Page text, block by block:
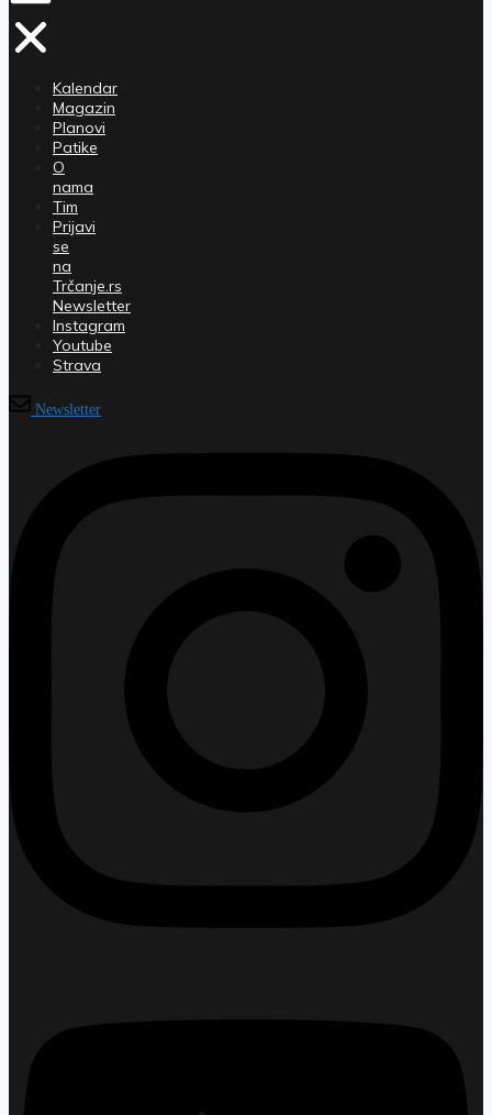
Kalendar
Magazin
Planovi
Patike
O
nama
Tim
Prijavi
se
na
Trčanje.rs
Newsletter
Instagram
Youtube
Strava
Newsletter